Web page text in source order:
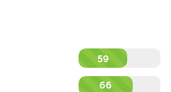
59
66